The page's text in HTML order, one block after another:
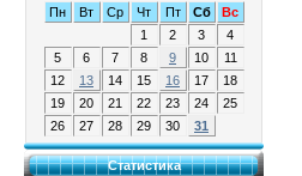
Пн
Вт Ср Чт Пт Сб
Вс
1
2 3
4
5
6 7 8 9 10
11
12
13 14 15 16 17
18
19
20 21 22 23 24
25
26
27 28 29 30 31
Статистика